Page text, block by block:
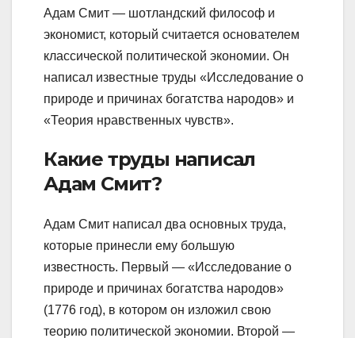
Адам Смит — шотландский философ и
экономист, который считается основателем
классической политической экономии. Он
написал известные труды «Исследование о
природе и причинах богатства народов» и
«Теория нравственных чувств».
Какие труды написал
Адам Смит?
Адам Смит написал два основных труда,
которые принесли ему большую
известность. Первый — «Исследование о
природе и причинах богатства народов»
(1776 год), в котором он изложил свою
теорию политической экономии. Второй —